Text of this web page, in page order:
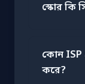
স্কোর কি
কোন ISP
করে?